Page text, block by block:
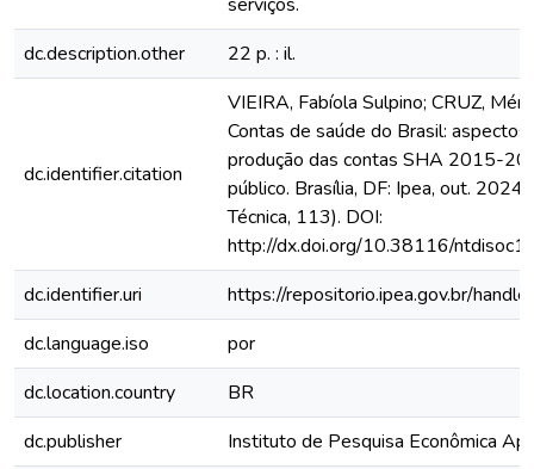
dc.description.other
22 p. : il.
dc.identifier.citation
VIEIRA, Fabíola Sulpino; CRUZ,
Contas de saúde do Brasil: aspectos
produção das contas SHA 2015-
público. Brasília, DF: Ipea, out.
Técnica, 113). DOI:
http://dx.doi.org/10.38116/
dc.identifier.uri
https://repositorio.ipea.gov.br/
dc.language.iso
por
dc.location.country
BR
dc.publisher
Instituto de Pesquisa Econômica